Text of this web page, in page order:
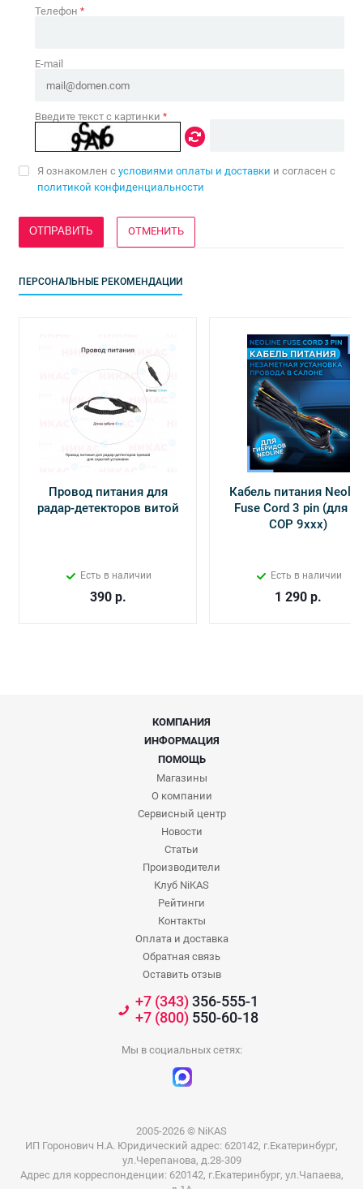
Телефон *
E-mail
Введите текст с картинки *
Я ознакомлен с условиями оплаты и доставки и согласен с
политикой конфиденциальности
ОТМЕНИТЬ
ПЕРСОНАЛЬНЫЕ РЕКОМЕНДАЦИИ
Провод питания для
радар-детекторов витой
Есть в наличии
390р.
Кабель питания
Fuse Cord 3 pin (для Х-
СОР 9ххх)
Есть в наличии
1 290 р.
КОМПАНИЯ
ИНФОРМАЦИЯ
ПОМОЩЬ
Магазины
О компании
Сервисный центр
Новости
Статьи
Производители
Клуб NiKAS
Рейтинги
Контакты
Оплата и доставка
Обратная связь
Оставить отзыв
+7 (343)356-555-1
+7 (800)550-60-18
Мы в социальных сетях:
2005-2026 © NiKAS
ИП Горонович Н.А. Юридический адрес: 620142, г.Екатеринбург,
ул.Черепанова, д.28-309
Адрес для корреспонденции: 620142, г.Екатеринбург, ул.Чапаева,